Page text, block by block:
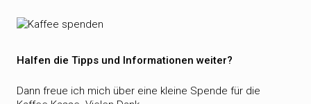
Halfen die Tipps und Informationen weiter?
Dann freue ich mich über eine kleine Spende für die